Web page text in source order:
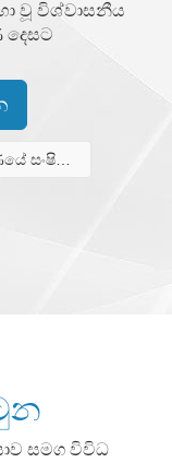
වූ විශ්වාසනීය
දෙසට
අනුවාදය
සමග විවිධ